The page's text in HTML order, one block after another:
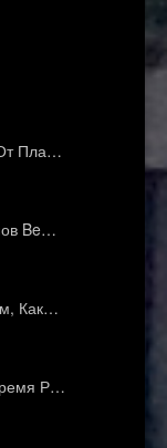
Пла…
Be…
Как…
Р…